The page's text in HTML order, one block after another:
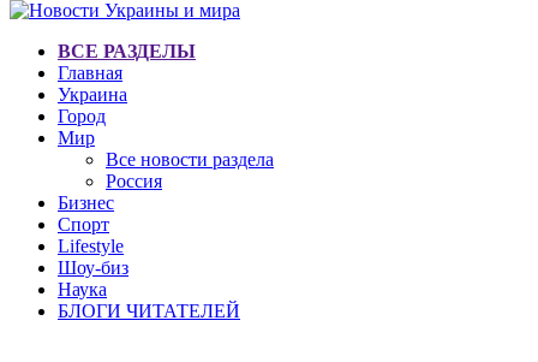
ВСЕ РАЗДЕЛЫ
Главная
Украина
Город
Мир
Все новости раздела
Россия
Бизнес
Спорт
Lifestyle
Шоу-биз
Наука
БЛОГИ ЧИТАТЕЛЕЙ